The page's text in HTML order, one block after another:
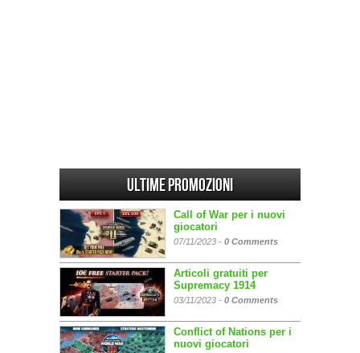
Ultime promozioni
Call of War per i nuovi
giocatori
07/11/2023 - 0 Comments
Articoli gratuiti per
Supremacy 1914
03/11/2023 - 0 Comments
Conflict of Nations per i
nuovi giocatori